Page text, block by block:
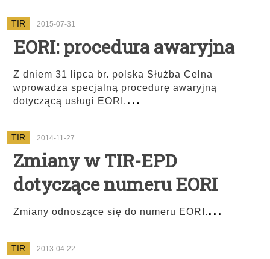
TIR 2015-07-31
EORI: procedura awaryjna
Z dniem 31 lipca br. polska Służba Celna
wprowadza specjalną procedurę awaryjną
dotyczącą usługi EORI. ...
TIR 2014-11-27
Zmiany w TIR-EPD
dotyczące numeru EORI
Zmiany odnoszące się do numeru EORI. ...
TIR 2013-04-22